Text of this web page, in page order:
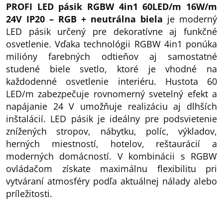
PROFI LED pásik RGBW 4in1 60LED/m 16W/m
24V IP20 – RGB + neutrálna biela je moderný
LED pásik určený pre dekoratívne aj funkčné
osvetlenie. Vďaka technológii RGBW 4in1 ponúka
milióny farebných odtieňov aj samostatné
studené biele svetlo, ktoré je vhodné na
každodenné osvetlenie interiéru. Hustota 60
LED/m zabezpečuje rovnomerný svetelný efekt a
napájanie 24 V umožňuje realizáciu aj dlhších
inštalácií. LED pásik je ideálny pre podsvietenie
znížených stropov, nábytku, políc, výkladov,
herných miestností, hotelov, reštaurácií a
moderných domácností. V kombinácii s RGBW
ovládačom získate maximálnu flexibilitu pri
vytváraní atmosféry podľa aktuálnej nálady alebo
príležitosti.